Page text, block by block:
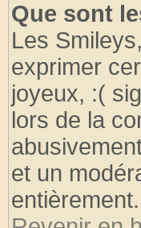
Que sont
Les
exprimer
joyeux, :(
lors de la
et un
entièrement.